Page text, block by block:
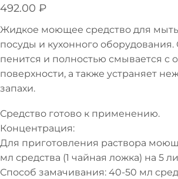
492.00 ₽
Жидкое моющее средство для
посуды и кухонного
пенится и полностью смывается с
поверхности, а также устраняет
запахи.
Средство готово к применению.
Концентрация:
Для приготовления раствора
мл средства (1 чайная ложка) на 5
Способ замачивания: 40-50 мл